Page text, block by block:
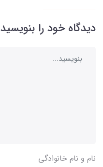
دیدگاه خود را بنویسید
نام و نام خانوادگی